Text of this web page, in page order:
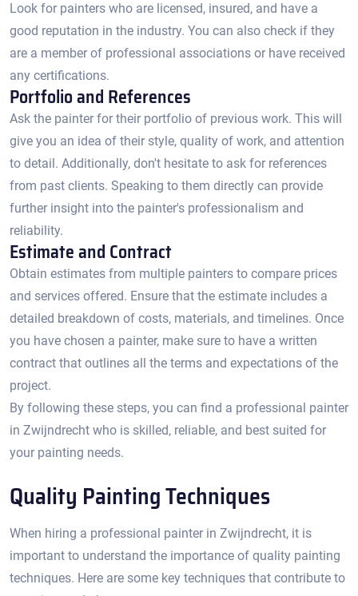
Look for painters who are licensed, insured, and have a
good reputation in the industry.​ You can also check if they
are a member of professional associations or have received
any certifications.​
Portfolio and References
Ask the painter for their portfolio of previous work.​ This will
give you an idea of their style, quality of work, and attention
to detail. Additionally, don't hesitate to ask for references
from past clients.​ Speaking to them directly can provide
further insight into the painter's professionalism and
reliability.​
Estimate and Contract
Obtain estimates from multiple painters to compare prices
and services offered.​ Ensure that the estimate includes a
detailed breakdown of costs, materials, and timelines.​ Once
you have chosen a painter, make sure to have a written
contract that outlines all the terms and expectations of the
project.
By following these steps, you can find a professional painter
in Zwijndrecht who is skilled, reliable, and best suited for
your painting needs.​
Quality Painting Techniques
When hiring a professional painter in Zwijndrecht, it is
important to understand the importance of quality painting
techniques.​ Here are some key techniques that contribute to